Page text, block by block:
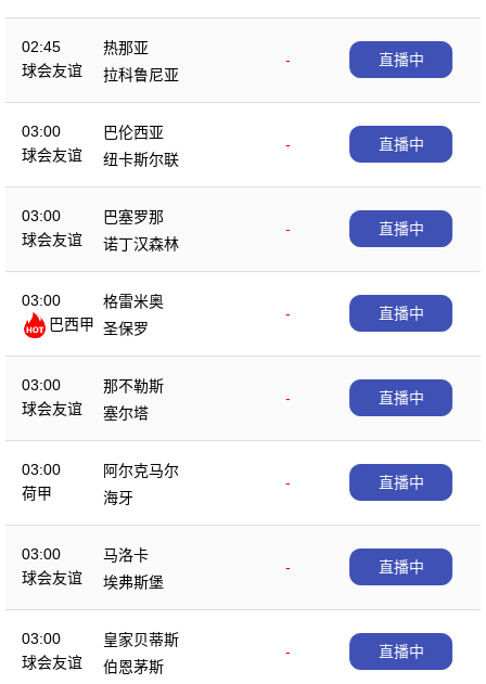
02:45
球会友谊
热那亚
-
拉科鲁尼亚
直播中
03:00
球会友谊
巴伦西亚
-
纽卡斯尔联
直播中
03:00
球会友谊
巴塞罗那
-
诺丁汉森林
直播中
03:00
巴西甲
格雷米奥
-
圣保罗
直播中
03:00
球会友谊
那不勒斯
-
塞尔塔
直播中
03:00
荷甲
阿尔克马尔
-
海牙
直播中
03:00
球会友谊
马洛卡
-
埃弗斯堡
直播中
03:00
球会友谊
皇家贝蒂斯
-
伯恩茅斯
直播中